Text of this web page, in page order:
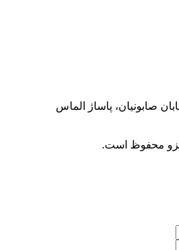
صابونیان، پاساژ الماس
محفوظ است.